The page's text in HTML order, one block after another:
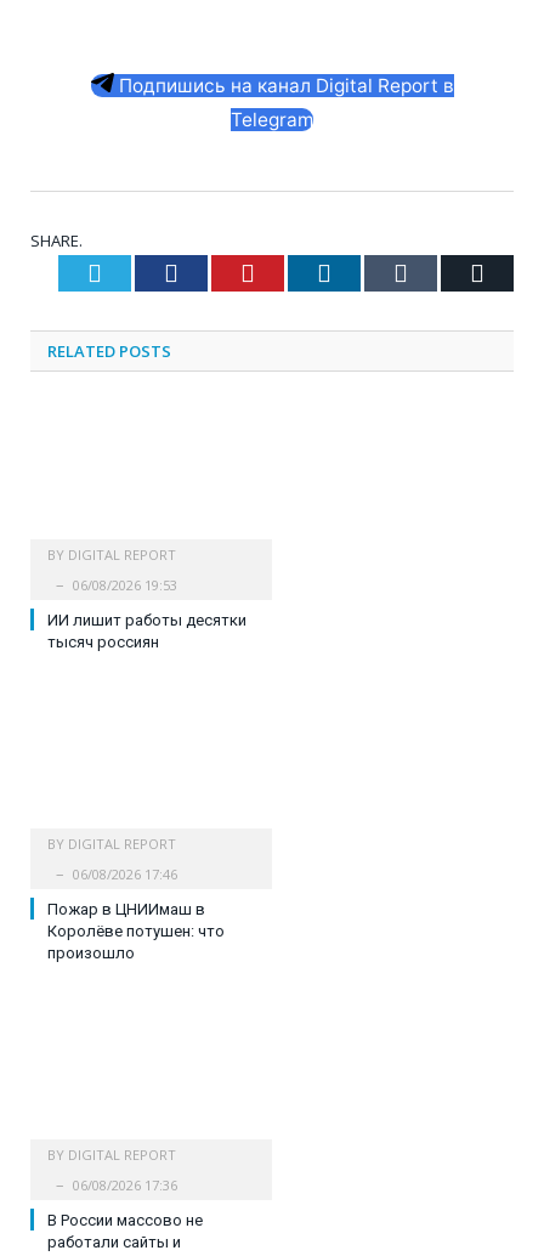
Подпишись на канал Digital Report в
Telegram
SHARE.
Twitter Facebook Pinterest LinkedIn Tumblr
RELATED POSTS
BY DIGITAL REPORT
06/08/2026 19:53
ИИ лишит работы десятки
тысяч россиян
BY DIGITAL REPORT
06/08/2026 17:46
Пожар в ЦНИИмаш в
Королёве потушен: что
произошло
BY DIGITAL REPORT
06/08/2026 17:36
В России массово не
работали сайты и